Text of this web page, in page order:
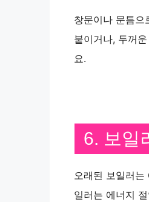
창문이나 문틈
붙이거나, 두꺼
요.
6. 보일
오래된 보일러
일러는 에너지